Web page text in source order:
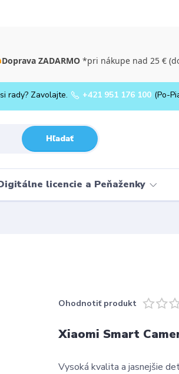
Doprava ZADARMO*pri nákupe nad 25 €
Hľadať
rady? Zavolajte. +421 951 176 100 (Po-
licencie a Peňaženky
Ohodnotiť produkt
Xiaomi Smart
Vysoká kvalita a jasnejšie